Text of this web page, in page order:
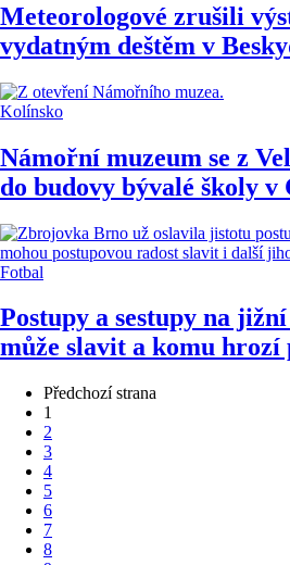
Meteorologové zrušili
vydatným deštěm v
Kolínsko
Námořní muzeum se z
do budovy bývalé školy v
Fotbal
Postupy a sestupy na
může slavit a komu hrozí
Předchozí strana
1
2
3
4
5
6
7
8